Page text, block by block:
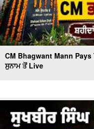
CM Bhagwant Mann
ਸੁਨਾਮ ਤੋਂ Live